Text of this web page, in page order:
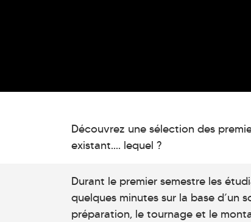
Découvrez une sélection des
existant.... lequel ?
Durant le premier semestre les
quelques minutes sur la base d’un
préparation, le tournage et le